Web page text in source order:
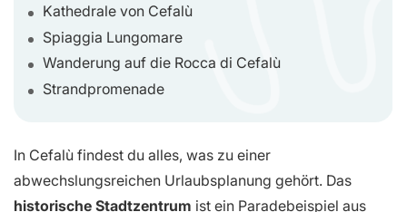
Kathedrale von Cefalù
Spiaggia Lungomare
Wanderung auf die Rocca di Cefalù
Strandpromenade
In Cefalù findest du alles, was zu einer
abwechslungsreichen Urlaubsplanung gehört. Das
historische Stadtzentrum ist ein Paradebeispiel aus